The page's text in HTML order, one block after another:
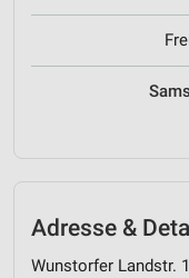
Adresse &
Wunstorfer Landstr.